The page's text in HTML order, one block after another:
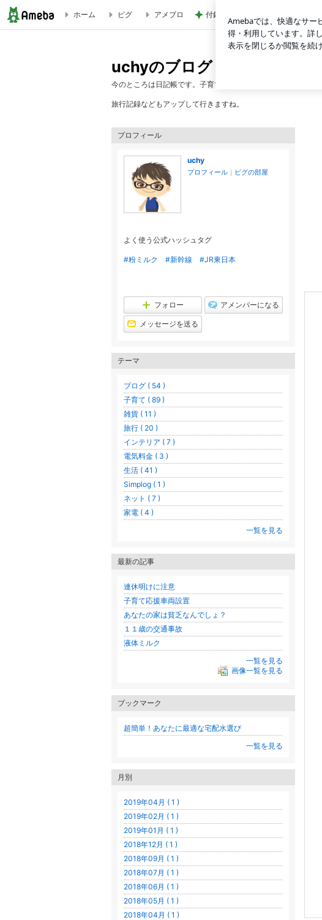
ホーム ピグ アメブロ 付録目的で買って大正解だった雑誌
uchyのブログ
今のところは日記帳です。子育て話題が多いです。
旅行記録などもアップして行きますね。
プロフィール
uchy
プロフィール ｜ ピグの部屋
よく使う公式ハッシュタグ
#粉ミルク #新幹線 #JR東日本
フォロー アメンバーになる
メッセージを送る
テーマ
ブログ ( 54 )
子育て ( 89 )
雑貨 ( 11 )
旅行 ( 20 )
インテリア ( 7 )
電気料金 ( 3 )
生活 ( 41 )
Simplog ( 1 )
ネット ( 7 )
家電 ( 4 )
一覧を見る
最新の記事
連休明けに注意
子育て応援車両設置
あなたの家は貧乏なんでしょ？
１１歳の交通事故
液体ミルク
一覧を見る
画像一覧を見る
ブックマーク
超簡単！あなたに最適な宅配水選び
一覧を見る
月別
2019年04月 ( 1 )
2019年02月 ( 1 )
2019年01月 ( 1 )
2018年12月 ( 1 )
2018年09月 ( 1 )
2018年07月 ( 1 )
2018年06月 ( 1 )
2018年05月 ( 1 )
2018年04月 ( 1 )